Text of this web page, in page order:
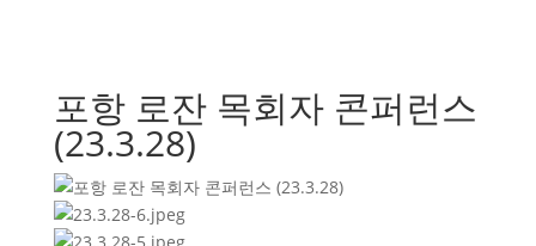
포항 로잔 목회자 콘퍼런스
(23.3.28)